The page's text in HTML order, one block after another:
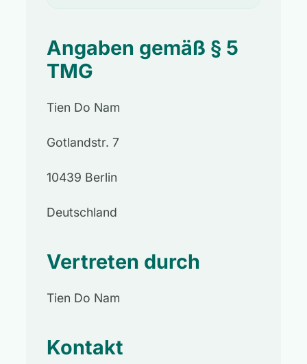
Angaben gemäß § 5
TMG
Tien Do Nam
Gotlandstr. 7
10439 Berlin
Deutschland
Vertreten durch
Tien Do Nam
Kontakt